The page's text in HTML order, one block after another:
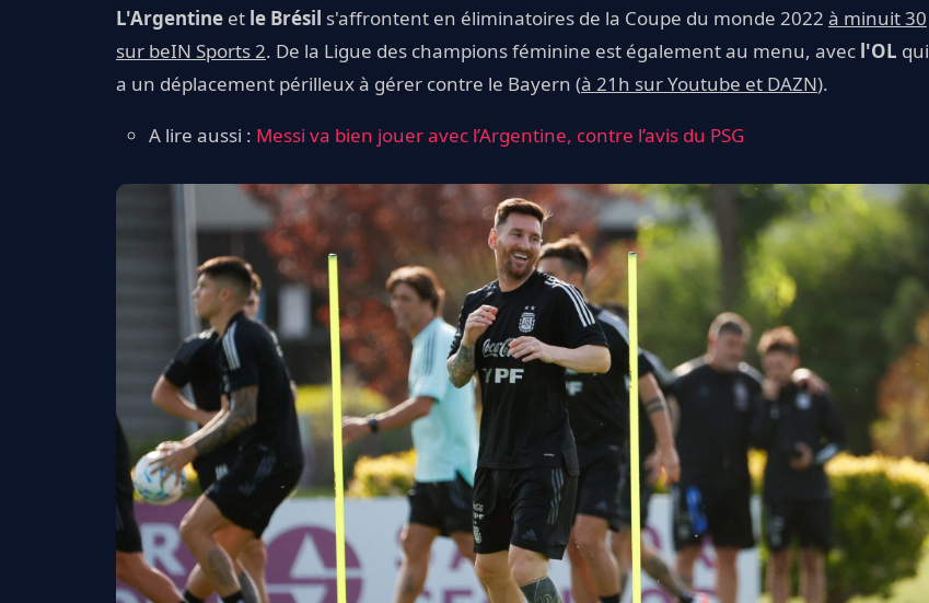
L'Argentine et le Brésil s'affrontent en éliminatoires de la Coupe du monde 2022 à minuit 30
sur beIN Sports 2. De la Ligue des champions féminine est également au menu, avec l'OL qui
a un déplacement périlleux à gérer contre le Bayern (à 21h sur Youtube et DAZN).
A lire aussi : Messi va bien jouer avec l’Argentine, contre l’avis du PSG